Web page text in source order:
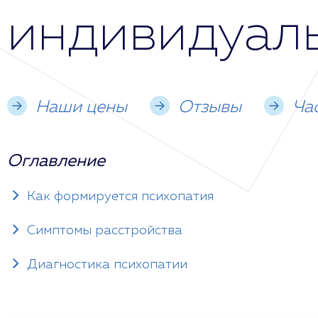
Наши цены Отзывы
Оглавление
Как формируется психопатия
Симптомы расстройства
Диагностика психопатии